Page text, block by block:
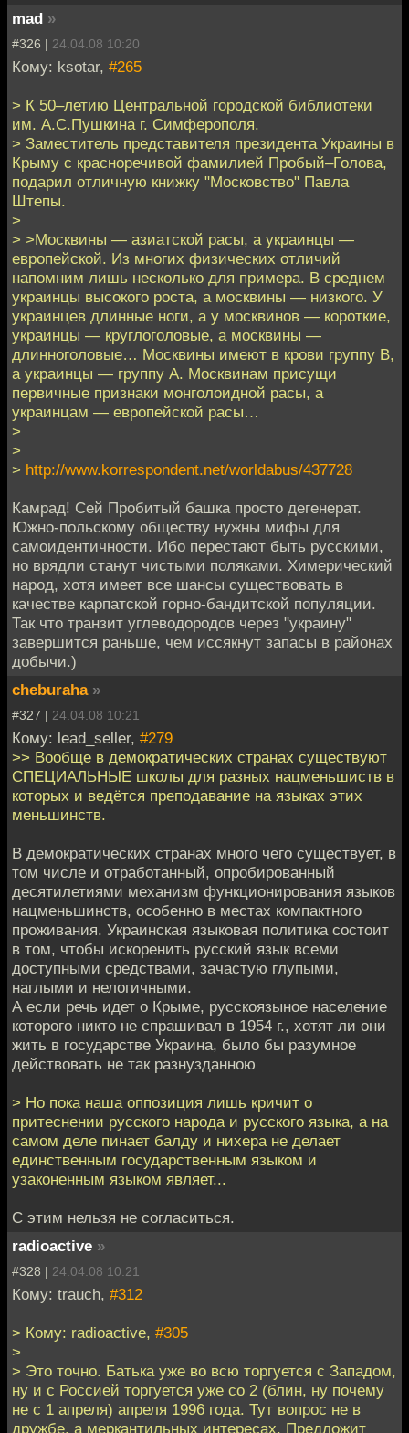
mad »
#326 | 24.04.08 10:20
Кому: ksotar, #265
> К 50–летию Центральной городской библиотеки
им. А.С.Пушкина г. Симферополя.
> Заместитель представителя президента Украины в
Крыму с красноречивой фамилией Пробый–Голова,
подарил отличную книжку "Московство" Павла
Штепы.
>
> >Москвины — азиатской расы, а украинцы —
европейской. Из многих физических отличий
напомним лишь несколько для примера. В среднем
украинцы высокого роста, а москвины — низкого. У
украинцев длинные ноги, а у москвинов — короткие,
украинцы — круглоголовые, а москвины —
длинноголовые… Москвины имеют в крови группу В,
а украинцы — группу А. Москвинам присущи
первичные признаки монголоидной расы, а
украинцам — европейской расы…
>
>
> http://www.korrespondent.net/worldabus/437728
Камрад! Сей Пробитый башка просто дегенерат.
Южно-польскому обществу нужны мифы для
самоидентичности. Ибо перестают быть русскими,
но врядли станут чистыми поляками. Химерический
народ, хотя имеет все шансы существовать в
качестве карпатской горно-бандитской популяции.
Так что транзит углеводородов через "украину"
завершится раньше, чем иссякнут запасы в районах
добычи.)
cheburaha »
#327 | 24.04.08 10:21
Кому: lead_seller, #279
>> Вообще в демократических странах существуют
СПЕЦИАЛЬНЫЕ школы для разных нацменьшиств в
которых и ведётся преподавание на языках этих
меньшинств.
В демократических странах много чего существует, в
том числе и отработанный, опробированный
десятилетиями механизм функционирования языков
нацменьшинств, особенно в местах компактного
проживания. Украинская языковая политика состоит
в том, чтобы искоренить русский язык всеми
доступными средствами, зачастую глупыми,
наглыми и нелогичными.
А если речь идет о Крыме, русскоязыное население
которого никто не спрашивал в 1954 г., хотят ли они
жить в государстве Украина, было бы разумное
действовать не так разнузданною
> Но пока наша оппозиция лишь кричит о
притеснении русского народа и русского языка, а на
самом деле пинает балду и нихера не делает
единственным государственным языком и
узаконенным языком являет...
С этим нельзя не согласиться.
radioactive »
#328 | 24.04.08 10:21
Кому: trauch, #312
> Кому: radioactive, #305
>
> Это точно. Батька уже во всю торгуется с Западом,
ну и с Россией торгуется уже со 2 (блин, ну почему
не с 1 апреля) апреля 1996 года. Тут вопрос не в
дружбе, а меркантильных интересах. Предложит